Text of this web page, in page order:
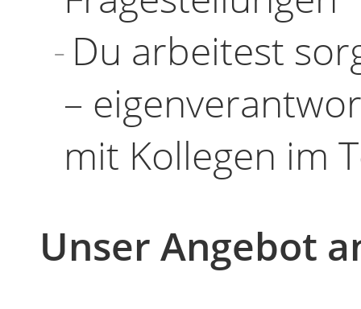
Du arbeitest
–
mit Kollegen im
Unser Angebot